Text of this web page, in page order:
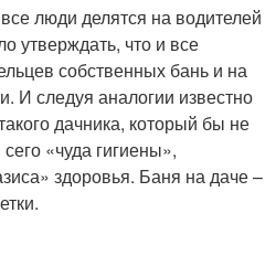
люди делятся на водителей
утверждать, что и все
собственных бань и на
И следуя аналогии известно
дачника, который бы не
«чуда гигиены»,
здоровья. Баня на даче –